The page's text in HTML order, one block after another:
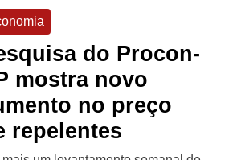
do Procon-
mostra novo
no preço
repelentes